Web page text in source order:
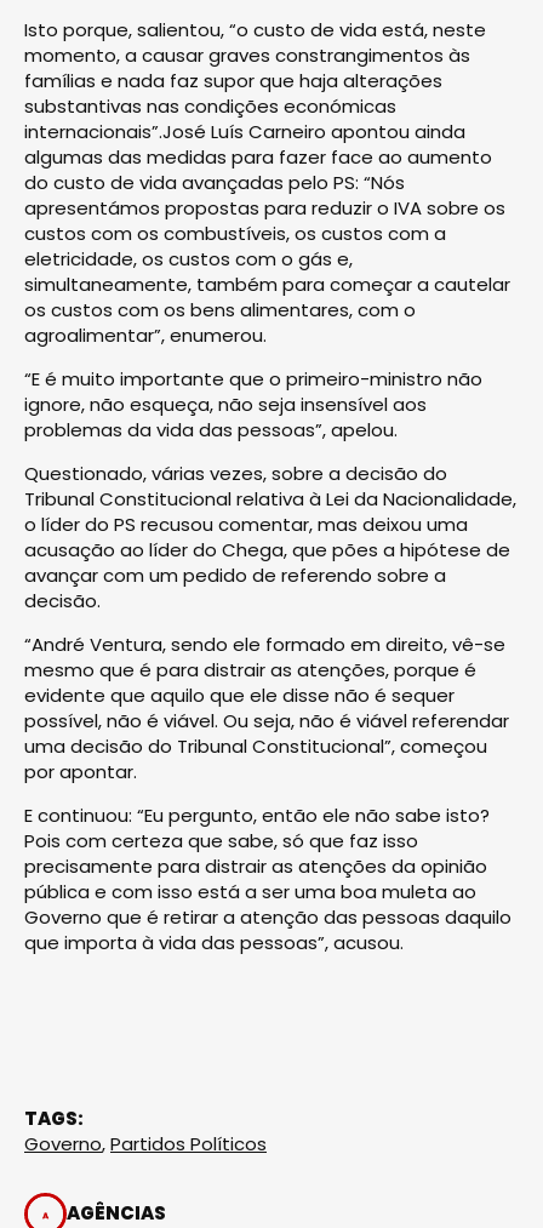
Isto porque, salientou, “o custo de vida está, neste
momento, a causar graves constrangimentos às
famílias e nada faz supor que haja alterações
substantivas nas condições económicas
internacionais”.José Luís Carneiro apontou ainda
algumas das medidas para fazer face ao aumento
do custo de vida avançadas pelo PS: “Nós
apresentámos propostas para reduzir o IVA sobre os
custos com os combustíveis, os custos com a
eletricidade, os custos com o gás e,
simultaneamente, também para começar a cautelar
os custos com os bens alimentares, com o
agroalimentar”, enumerou.
“E é muito importante que o primeiro-ministro não
ignore, não esqueça, não seja insensível aos
problemas da vida das pessoas”, apelou.
Questionado, várias vezes, sobre a decisão do
Tribunal Constitucional relativa à Lei da Nacionalidade,
o líder do PS recusou comentar, mas deixou uma
acusação ao líder do Chega, que pões a hipótese de
avançar com um pedido de referendo sobre a
decisão.
“André Ventura, sendo ele formado em direito, vê-se
mesmo que é para distrair as atenções, porque é
evidente que aquilo que ele disse não é sequer
possível, não é viável. Ou seja, não é viável referendar
uma decisão do Tribunal Constitucional”, começou
por apontar.
E continuou: “Eu pergunto, então ele não sabe isto?
Pois com certeza que sabe, só que faz isso
precisamente para distrair as atenções da opinião
pública e com isso está a ser uma boa muleta ao
Governo que é retirar a atenção das pessoas daquilo
que importa à vida das pessoas”, acusou.
TAGS:
Governo,Partidos Políticos
AGÊNCIAS